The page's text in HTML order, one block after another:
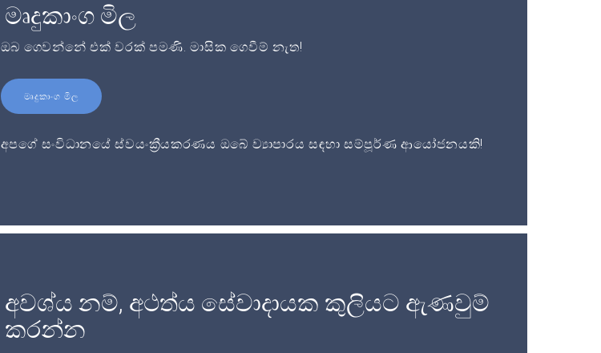
මෘදුකාංග මිල
ඔබ ගෙවන්නේ එක් වරක් පමණි. මාසික ගෙවීම් නැත!
මෘදුකාංග මිල
අපගේ සංවිධානයේ ස්වයංක්‍රීයකරණය ඔබේ ව්‍යාපාරය සඳහා සම්පූර්ණ ආයෝජනයකි!
අවශ්ය නම්, අථත්ය සේවාදායක කුලියට ඇණවුම්
කරන්න